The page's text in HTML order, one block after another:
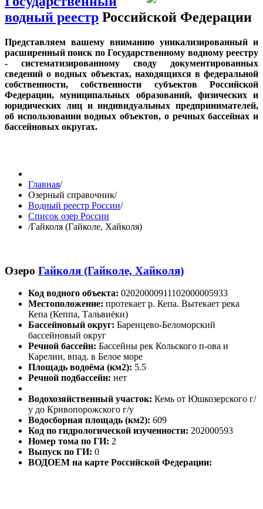
водный реестр Российской Федерации
Представляем вашему вниманию уникализированный и
расширенный поиск по Государственному водному реестру
- систематизированному своду документированных
сведений о водных объектах, находящихся в федеральной
собственности, собственности субъектов Российской
Федерации, муниципальных образований, физических и
юридических лиц и индивидуальных предпринимателей,
об использовании водных объектов, о речных бассейнах и
бассейновых округах.
Главная/
Озерный справочник/
Водный реестр России/
Список озер России
/Гайколя (Гайколе, Хайколя)
Озеро Гайколя (Гайколе, Хайколя)
Код водного объекта: 02020000911102000005933
Местоположение: протекает р. Кепа. Вытекает река
Кепа (Кеппа, Тальвиёки)
Бассейновый округ: Баренцево-Беломорский
бассейновый округ
Речной бассейн: Бассейны рек Кольского п-ова и
Карелии, впад. в Белое море
Площадь водоёма (км2): 5.5
Речной подбассейн: нет
Водохозяйственный участок: Кемь от Юшкозерского г/
у до Кривопорожского г/у
Водосборная площадь (км2): 609
Код по гидрологической изученности: 202000593
Номер тома по ГИ: 2
Выпуск по ГИ: 0
ВОДОЕМ на карте Российской Федерации: